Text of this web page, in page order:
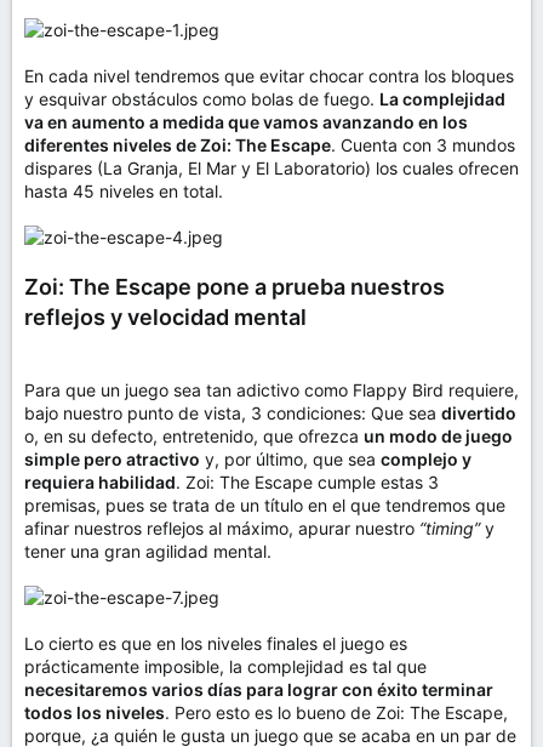
En cada nivel tendremos que evitar chocar contra los bloques
y esquivar obstáculos como bolas de fuego. La complejidad
va en aumento a medida que vamos avanzando en los
diferentes niveles de Zoi: The Escape. Cuenta con 3 mundos
dispares (La Granja, El Mar y El Laboratorio) los cuales ofrecen
hasta 45 niveles en total.
Zoi: The Escape pone a prueba nuestros
reflejos y velocidad mental
Para que un juego sea tan adictivo como Flappy Bird requiere,
bajo nuestro punto de vista, 3 condiciones: Que sea divertido
o, en su defecto, entretenido, que ofrezca un modo de juego
simple pero atractivo y, por último, que sea complejo y
requiera habilidad. Zoi: The Escape cumple estas 3
premisas, pues se trata de un título en el que tendremos que
afinar nuestros reflejos al máximo, apurar nuestro “timing”y
tener una gran agilidad mental.
Lo cierto es que en los niveles finales el juego es
prácticamente imposible, la complejidad es tal que
necesitaremos varios días para lograr con éxito terminar
todos los niveles. Pero esto es lo bueno de Zoi: The Escape,
porque, ¿a quién le gusta un juego que se acaba en un par de